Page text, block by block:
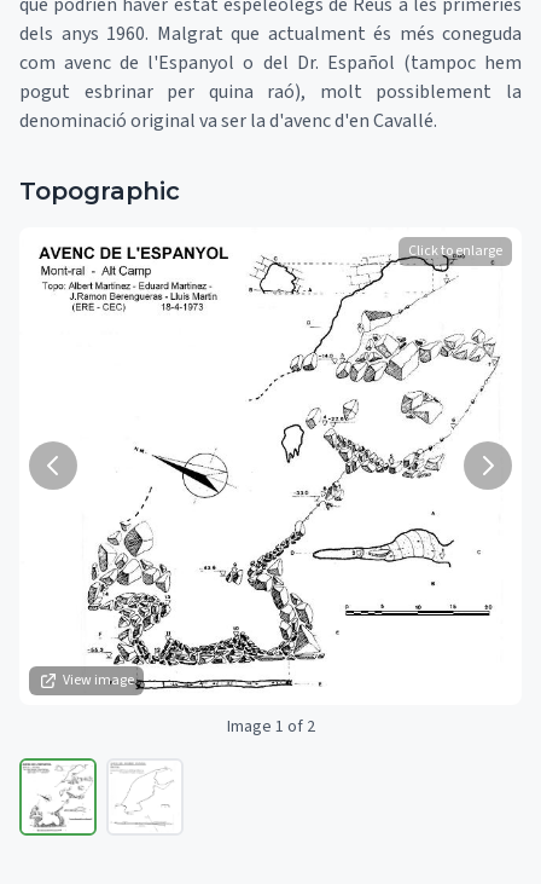
dels anys 1960. Malgrat que actualment és més coneguda
com avenc de l'Espanyol o del Dr. Español (tampoc hem
pogut esbrinar per quina raó), molt possiblement la
denominació original va ser la d'avenc d'en Cavallé.
Topographic
View image
Click to enlarge
Image 1 of 2